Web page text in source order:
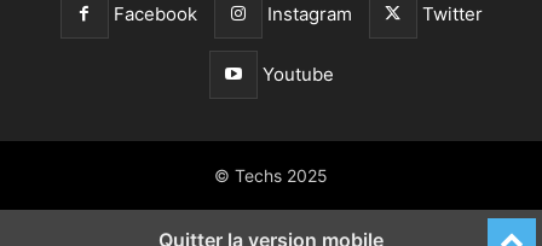
Facebook Instagram Twitter
Youtube
© Techs 2025
Quitter la version mobile